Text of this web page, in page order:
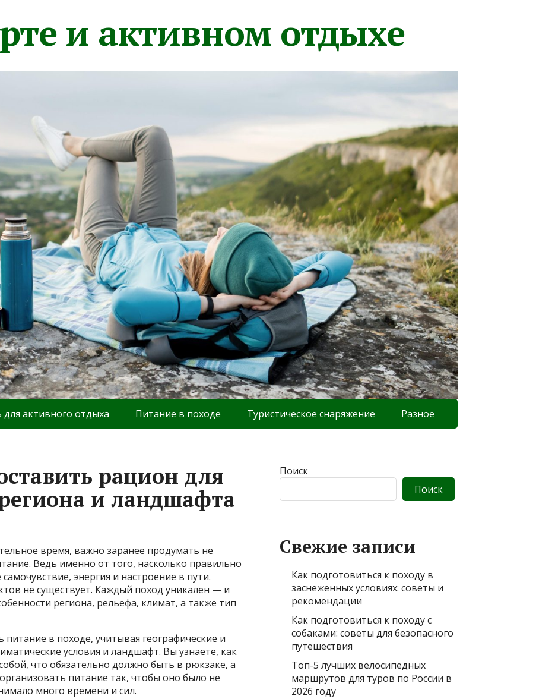
и активном отдыхе
активного отдыха Питание в походе Туристическое снаряжение Разное
рацион для
и ландшафта
время, важно заранее продумать не
Ведь именно от того, насколько правильно
энергия и настроение в пути.
не существует. Каждый поход уникален — и
региона, рельефа, климат, а также тип
питание в походе, учитывая географические и
условия и ландшафт. Вы узнаете, как
что обязательно должно быть в рюкзаке, а
питание так, чтобы оно было не
много времени и сил.
Поиск
Поиск
Свежие записи
Как подготовиться к походу в
заснеженных условиях: советы и
рекомендации
Как подготовиться к походу с
собаками: советы для безопасного
путешествия
Топ-5 лучших велосипедных
маршрутов для туров по России в
2026 году